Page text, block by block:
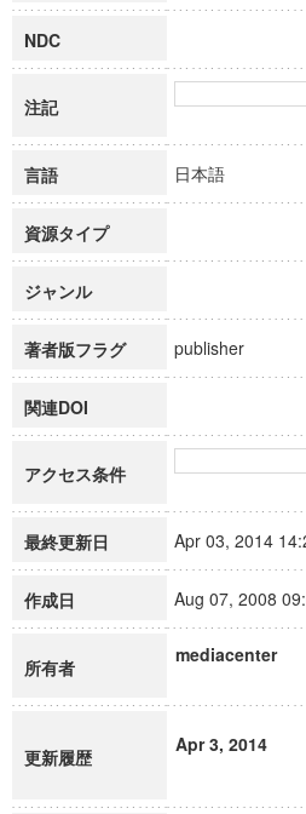
NDC
注記
言語 日本語
資源タイプ
ジャンル
著者版フラグ publisher
関連DOI
アクセス条件
最終更新日 Apr 03, 2014
作成日 Aug 07, 2008
所有者
mediacenter
更新履歴
Apr 3, 2014